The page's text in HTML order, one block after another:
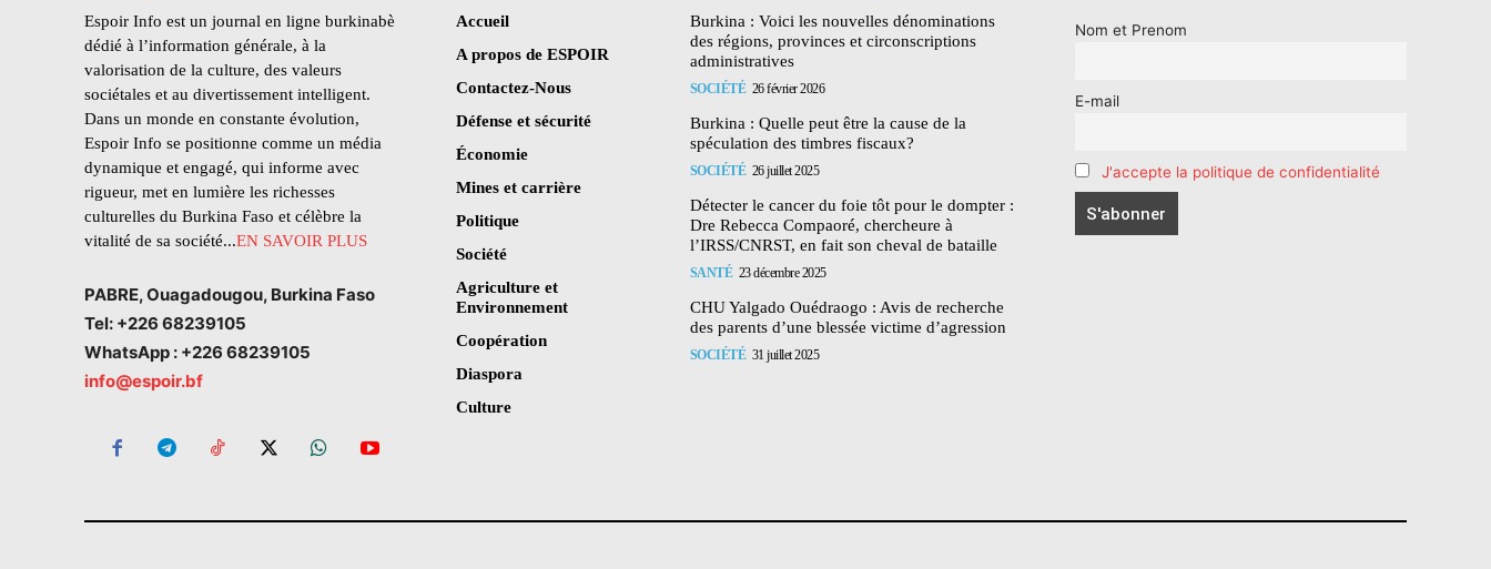
Espoir Info est un journal en ligne burkinabè
dédié à l’information générale, à la
valorisation de la culture, des valeurs
sociétales et au divertissement intelligent.
Dans un monde en constante évolution,
Espoir Info se positionne comme un média
dynamique et engagé, qui informe avec
rigueur, met en lumière les richesses
culturelles du Burkina Faso et célèbre la
vitalité de sa société...EN SAVOIR PLUS
PABRE, Ouagadougou, Burkina Faso
Tel: +226 68239105
WhatsApp : +226 68239105
info@espoir.bf
Accueil
A propos de ESPOIR
Contactez-Nous
Défense et sécurité
Économie
Mines et carrière
Politique
Société
Agriculture et
Environnement
Coopération
Diaspora
Culture
Burkina : Voici les nouvelles dénominations
des régions, provinces et circonscriptions
administratives
SOCIÉTÉ 26 février 2026
Burkina : Quelle peut être la cause de la
spéculation des timbres fiscaux?
SOCIÉTÉ 26 juillet 2025
Détecter le cancer du foie tôt pour le dompter :
Dre Rebecca Compaoré, chercheure à
l’IRSS/CNRST, en fait son cheval de bataille
SANTÉ 23 décembre 2025
CHU Yalgado Ouédraogo : Avis de recherche
des parents d’une blessée victime d’agression
SOCIÉTÉ 31 juillet 2025
Nom et Prenom
E-mail
J'accepte la politique de confidentialité